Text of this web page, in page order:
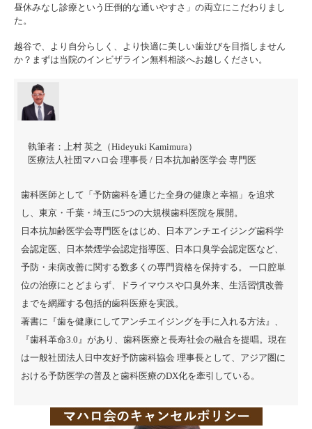
昼休みなし診療という圧倒的な通いやすさ」の両立にこだわりまし
た。
越谷で、より自分らしく、より快適に美しい歯並びを目指しません
か？まずは当院のインビザライン無料相談へお越しください。
執筆者： 上村 英之（Hideyuki Kamimura）
医療法人社団マハロ会 理事長 / 日本抗加齢医学会 専門医
歯科医師として「予防歯科を通じた全身の健康と幸福」を追求
し、東京・千葉・埼玉に5つの大規模歯科医院を展開。
日本抗加齢医学会専門医をはじめ、日本アンチエイジング歯科学
会認定医、日本禁煙学会認定指導医、日本口臭学会認定医など、
予防・未病改善に関する数多くの専門資格を保持する。 一口腔単
位の治療にとどまらず、ドライマウスや口臭外来、生活習慣改善
までを網羅する包括的歯科医療を実践。
著書に『歯を健康にしてアンチエイジングを手に入れる方法』、
『歯科革命3.0』があり、歯科医療と長寿社会の融合を提唱。現在
は一般社団法人日中友好予防歯科協会 理事長として、アジア圏に
おける予防医学の普及と歯科医療のDX化を牽引している。